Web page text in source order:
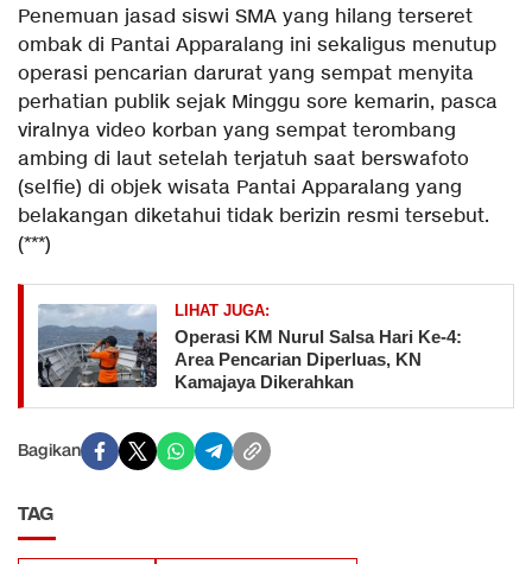
​Penemuan jasad siswi SMA yang hilang terseret
ombak di Pantai Apparalang ini sekaligus menutup
operasi pencarian darurat yang sempat menyita
perhatian publik sejak Minggu sore kemarin, pasca
viralnya video korban yang sempat terombang
ambing di laut setelah terjatuh saat berswafoto
(selfie) di objek wisata Pantai Apparalang yang
belakangan diketahui tidak berizin resmi tersebut.
(***)
LIHAT JUGA:
Operasi KM Nurul Salsa Hari Ke-4:
Area Pencarian Diperluas, KN
Kamajaya Dikerahkan
Bagikan
TAG